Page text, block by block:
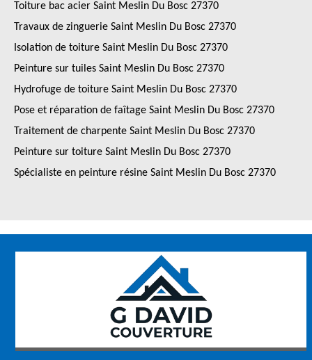
Toiture bac acier Saint Meslin Du Bosc 27370
Travaux de zinguerie Saint Meslin Du Bosc 27370
Isolation de toiture Saint Meslin Du Bosc 27370
Peinture sur tuiles Saint Meslin Du Bosc 27370
Hydrofuge de toiture Saint Meslin Du Bosc 27370
Pose et réparation de faîtage Saint Meslin Du Bosc 27370
Traitement de charpente Saint Meslin Du Bosc 27370
Peinture sur toiture Saint Meslin Du Bosc 27370
Spécialiste en peinture résine Saint Meslin Du Bosc 27370